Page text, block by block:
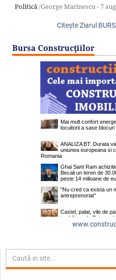
Politică/George Marinescu -7
Citeşte Ziarul
Bursa Construcţiilor